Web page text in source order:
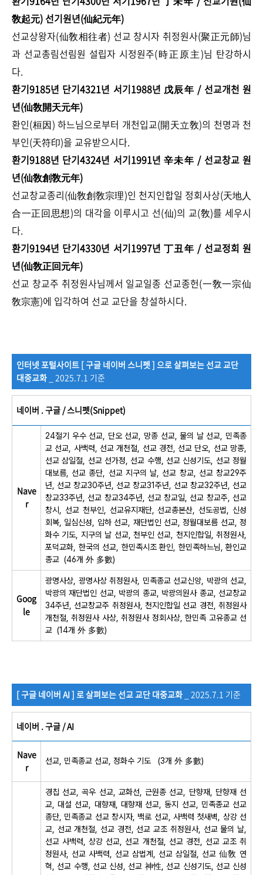
敎起元) 선기원년(仙紀元年)
선교상왕자(仙敎相往者) 선교 창시자 취정원사(聚正元師)님
과 선교총림선림원 설립자 시정원주(時正原主)님 탄강하시
다.
환기9185년 단기4321년 서기1988년 戊辰年 / 선교개천 원
년(仙敎開天元年)
환인(桓因) 하느님으로부터 개천입교(開天立敎)의 천명과 천
부인(天符印)을 교유받으시다.
환기9188년 단기4324년 서기1991년 辛未年 / 선교창교 원
년(仙敎創敎元年)
선교창교종리(仙敎創敎宗理)인 천지인합일 정회사상(天地人
合一正回思想)의 대각을 이루시고 선(仙)의 교(敎)를 세우시
다.
환기9194년 단기4330년 서기1997년 丁丑年 / 선교정회 원
년(仙敎正回元年)
선교 창교주 취정원사님께서 일교일종 선교종헌(一敎一宗仙
敎宗憲)에 입각하여 선교 교단을 창설하시다.
인터넷 포털사이트 [ 구글 네이버 스니펫 ] 으로 살펴보는 선교 교단
대중교화 _ 2025.7.1 기준
네이버 . 구글 / 스니펫(Snippet)
Nave
r
24절기 우수 선교, 단오 선교, 망종 선교, 물의 날 선교, 민족종
교 선교, 사백력, 선교 개천절, 선교 경전, 선교 단오, 선교 망종,
선교 삼일절, 선교 선가정, 선교 수행, 선교 신성기도, 선교 정월
대보름, 선교 종단, 선교 지구의 날, 선교 창교, 선교 창교29주
년, 선교 창교30주년, 선교 창교31주년, 선교 창교32주년, 선교
창교33주년, 선교 창교34주년, 선교 창교일, 선교 창교주, 선교
창시, 선교 천부인, 선교유지재단, 선교총본산, 선도공법, 신성
회복, 일심신성, 입하 선교, 재단법인 선교, 정월대보름 선교, 정
화수 기도, 지구의 날 선교, 천부인 선교, 천지인합일, 취정원사,
포덕교화, 한국의 선교, 한민족시조 환인, 한민족하느님, 환인교
종교 (46개 外 多數)
Goog
le
광명사상, 광명사상 취정원사, 민족종교 선교신앙, 박광의 선교,
박광의 재단법인 선교, 박광의 종교, 박광의원사 종교, 선교창교
34주년, 선교창교주 취정원사, 천지인합일 선교 경전, 취정원사
개천절, 취정원사 사상, 취정원사 정회사상, 한민족 고유종교 선
교 (14개 外 多數)
[ 구글 네이버 AI ] 로 살펴보는 선교 교단 대중교화 _ 2025.7.1 기준
네이버 . 구글 / AI
Nave
r
선교, 민족종교 선교, 정화수 기도 (3개 外 多數)
경칩 선교, 곡우 선교, 교화선, 근원종 선교, 단향재, 단향재 선
교, 대설 선교, 대향재, 대향재 선교, 동지 선교, 민족종교 선교
종단, 민족종교 선교 창시자, 백로 선교, 사백력 첫새벽, 상강 선
교, 선교 개천절, 선교 경전, 선교 교조 취정원사, 선교 물의 날,
선교 사백력, 상강 선교, 선교 개천절, 선교 경전, 선교 교조 취
정원사, 선교 사백력, 선교 삼법계, 선교 삼일절, 선교 仙敎 연
혁, 선교 수행, 선교 신성, 선교 神性, 선교 신성기도, 선교 신성